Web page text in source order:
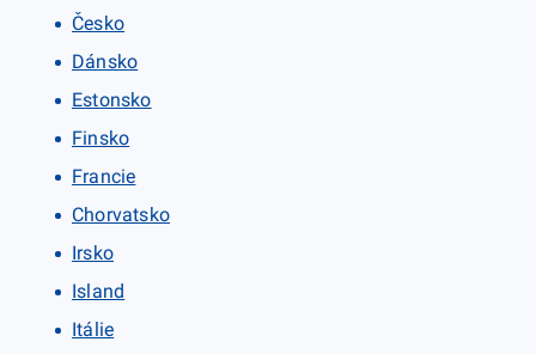
Česko
Dánsko
Estonsko
Finsko
Francie
Chorvatsko
Irsko
Island
Itálie